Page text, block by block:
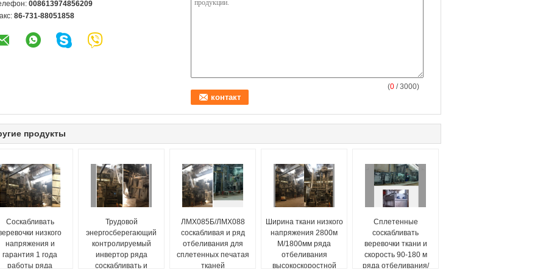
008613974856209
86-731-88051858
(0 / 3000)
продукты
Соскабливать
низкого
напряжения и
гарантия 1 года
работы ряда
Трудовой
энергосберегающий
контролируемый
инвертор ряда
соскабливать и
ЛМХ085Б/ЛМХ088
соскабливая и ряд
отбеливания для
сплетенных печатая
тканей
Ширина ткани низкого
напряжения 2800м
М/1800мм ряда
отбеливания
высокоскоростной
Сплетенные
соскабливать
веревочки ткани и
скорость 90-180 м
ряда отбеливания/